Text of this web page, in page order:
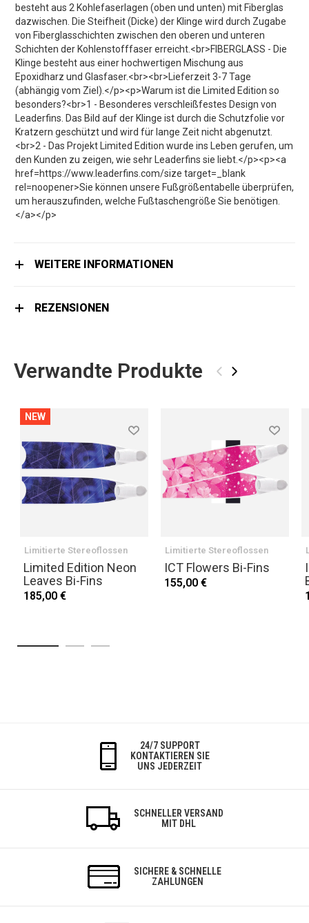
besteht aus 2 Kohlefaserlagen (oben und unten) mit Fiberglas
dazwischen. Die Steifheit (Dicke) der Klinge wird durch Zugabe
von Fiberglasschichten zwischen den oberen und unteren
Schichten der Kohlenstofffaser erreicht.<br>FIBERGLASS - Die
Klinge besteht aus einer hochwertigen Mischung aus
Epoxidharz und Glasfaser.<br><br>Lieferzeit 3-7 Tage
(abhängig vom Ziel).</p><p>Warum ist die Limited Edition so
besonders?<br>1 - Besonderes verschleißfestes Design von
Leaderfins. Das Bild auf der Klinge ist durch die Schutzfolie vor
Kratzern geschützt und wird für lange Zeit nicht abgenutzt.
<br>2 - Das Projekt Limited Edition wurde ins Leben gerufen, um
den Kunden zu zeigen, wie sehr Leaderfins sie liebt.</p><p><a
href=https://www.leaderfins.com/size target=_blank
rel=noopener>Sie können unsere Fußgrößentabelle überprüfen,
um herauszufinden, welche Fußtaschengröße Sie benötigen.
</a></p>
WEITERE INFORMATIONEN
REZENSIONEN
Verwandte Produkte ‹ ›
NEW
Limitierte Stereoflossen
Limited Edition Neon
Leaves Bi-Fins
185,00 €
Limitierte Stereoflossen
ICT Flowers Bi-Fins
155,00 €
24/7 SUPPORT
KONTAKTIEREN SIE
UNS JEDERZEIT
SCHNELLER VERSAND
MIT DHL
SICHERE & SCHNELLE
ZAHLUNGEN